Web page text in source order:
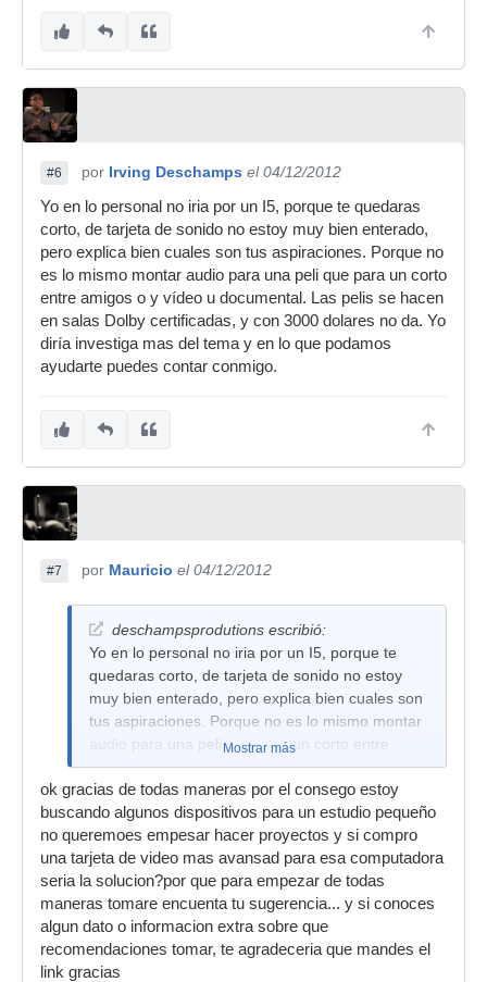
#6 por Irving Deschamps el 04/12/2012
Yo en lo personal no iria por un I5, porque te quedaras
corto, de tarjeta de sonido no estoy muy bien enterado,
pero explica bien cuales son tus aspiraciones. Porque no
es lo mismo montar audio para una peli que para un corto
entre amigos o y vídeo u documental. Las pelis se hacen
en salas Dolby certificadas, y con 3000 dolares no da. Yo
diría investiga mas del tema y en lo que podamos
ayudarte puedes contar conmigo.
#7 por Mauricio el 04/12/2012
deschampsprodutions escribió:
Yo en lo personal no iria por un I5, porque te
quedaras corto, de tarjeta de sonido no estoy
muy bien enterado, pero explica bien cuales son
tus aspiraciones. Porque no es lo mismo montar
audio para una peli que para un corto entre
amigos o y vídeo u documental. Las pelis se
hacen en salas Dolby certificadas, y con 3000
dolares no da. Yo diría investiga mas del tema y
en lo que podamos ayudarte puedes contar
conmigo.
Mostrar más
ok gracias de todas maneras por el consego estoy
buscando algunos dispositivos para un estudio pequeño
no queremoes empesar hacer proyectos y si compro
una tarjeta de video mas avansad para esa computadora
seria la solucion?por que para empezar de todas
maneras tomare encuenta tu sugerencia... y si conoces
algun dato o informacion extra sobre que
recomendaciones tomar, te agradeceria que mandes el
link gracias